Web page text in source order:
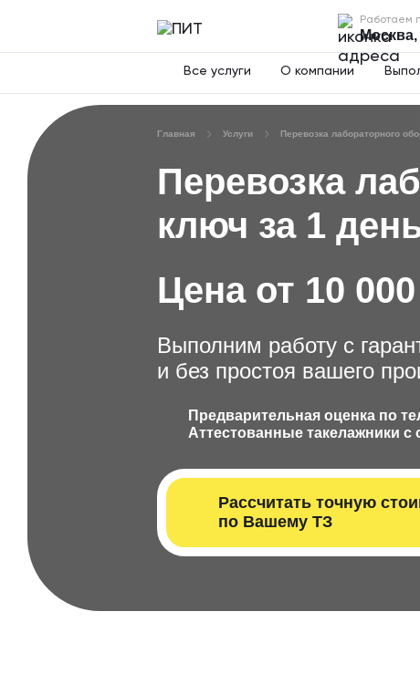
Работаем
Москва,
Все услуги О компании
Главная Услуги Перевозка лабораторного
Перевозка
ключ за 1
Цена от 10
Выполним работу с
и без простоя вашего
Предварительная оценка по
Аттестованные такелажники с
Рассчитать т очную
по Вашему ТЗ